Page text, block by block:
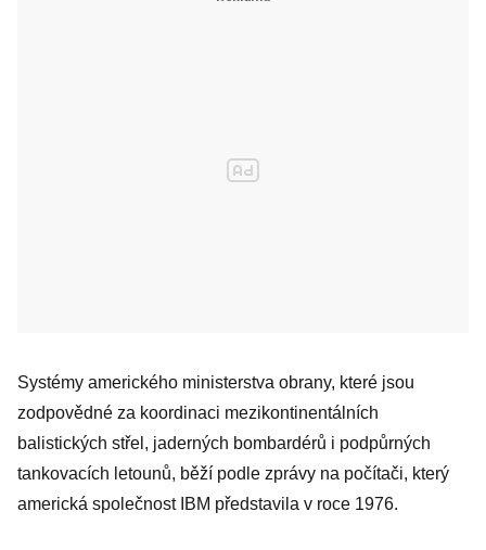
Systémy amerického ministerstva obrany, které jsou
zodpovědné za koordinaci mezikontinentálních
balistických střel, jaderných bombardérů i podpůrných
tankovacích letounů, běží podle zprávy na počítači, který
americká společnost IBM představila v roce 1976.